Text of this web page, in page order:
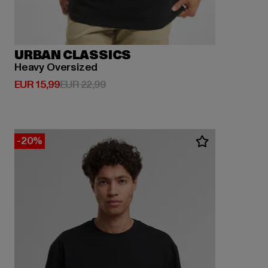
URBAN CLASSICS
Heavy Oversized
EUR 15,99
Derzeitiger Preis: EUR 15,99
EUR 22,99Aktionspreis: EUR 22,99
-20%